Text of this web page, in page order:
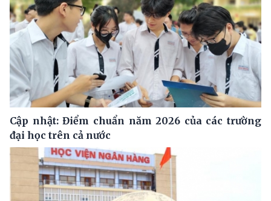
Cập nhật: Điểm chuẩn năm 2026 của các trường
đại học trên cả nước